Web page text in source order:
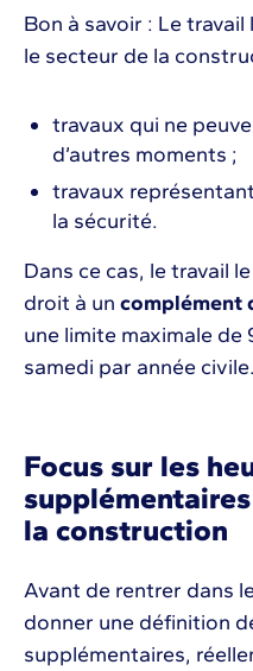
Bon à savoir : Le
le secteur de la
travaux qui ne
d’autres moments ;
travaux
la sécurité.
Dans ce cas, le travail
droit à un complément
une limite maximale de
samedi par année civile.
Focus sur les
la construction
Avant de rentrer dans
donner une définition
supplémentaires,